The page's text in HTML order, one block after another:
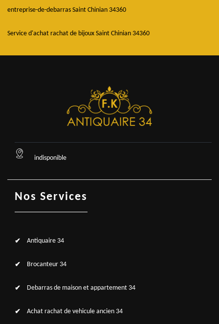
entreprise-de-debarras Saint Chinian 34360
Service d'achat rachat de bijoux Saint Chinian 34360
indisponible
Nos Services
Antiquaire 34
Brocanteur 34
Debarras de maison et appartement 34
Achat rachat de vehicule ancien 34